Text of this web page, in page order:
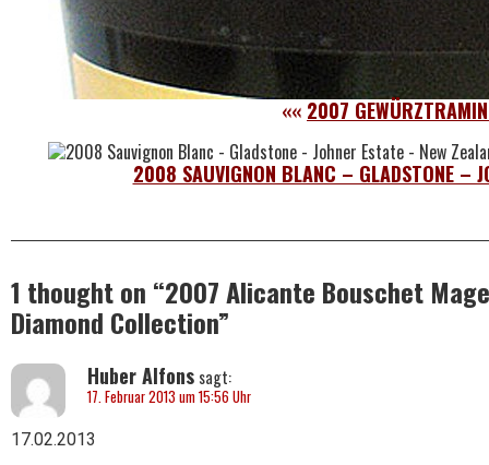
«« 2007
2008 SAUVIGNON BLANC – GLADSTONE –
1 thought on “2007 Alicante Bouschet
Diamond Collection”
Huber Alfons sagt:
17. Februar 2013 um 15:56 Uhr
17.02.2013